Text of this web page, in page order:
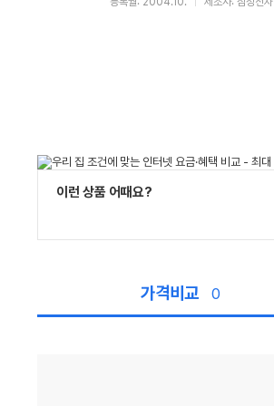
이런 상품 어때요?
가격비교 0